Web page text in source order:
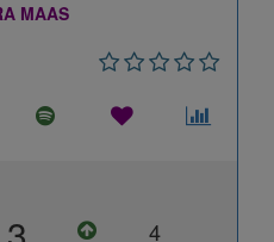
MAAS
4